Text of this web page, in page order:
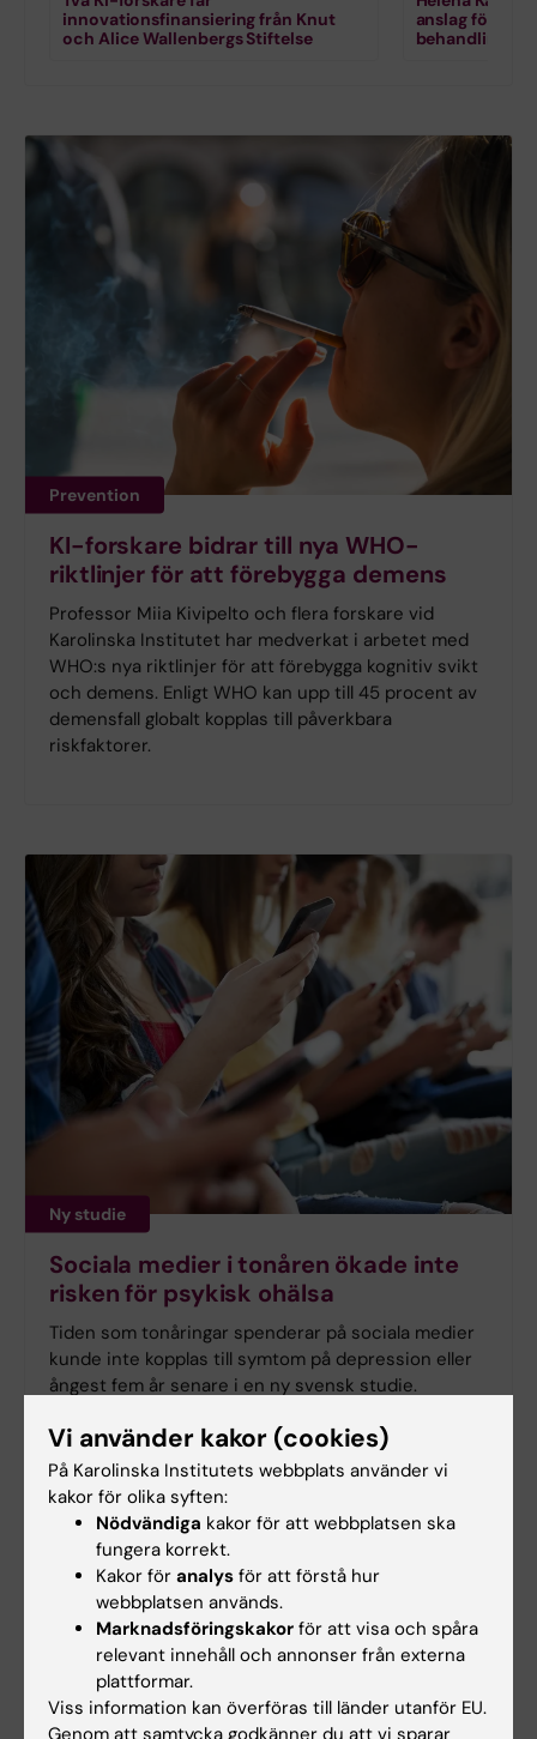
innovationsfinansiering från Knut
och Alice Wallenbergs Stiftelse
anslag för
behandling
Prevention
KI-forskare bidrar till nya WHO-
riktlinjer för att förebygga demens
Professor Miia Kivipelto och flera forskare vid
Karolinska Institutet har medverkat i arbetet med
WHO:s nya riktlinjer för att förebygga kognitiv svikt
och demens. Enligt WHO kan upp till 45 procent av
demensfall globalt kopplas till påverkbara
riskfaktorer.
Ny studie
Sociala medier i tonåren ökade inte
risken för psykisk ohälsa
Tiden som tonåringar spenderar på sociala medier
kunde inte kopplas till symtom på depression eller
ångest fem år senare i en ny svensk studie.
publicerats iJournal of Adolescent Health
Vi använder kakor (cookies)
På Karolinska Institutets webbplats använder vi
kakor för olika syften:
Nödvändiga kakor för att webbplatsen ska
fungera korrekt.
Kakor för analys för att förstå hur
webbplatsen används.
Marknadsföringskakor för att visa och spåra
relevant innehåll och annonser från externa
plattformar.
Viss information kan överföras till länder utanför EU.
Genom att samtycka godkänner du att vi sparar